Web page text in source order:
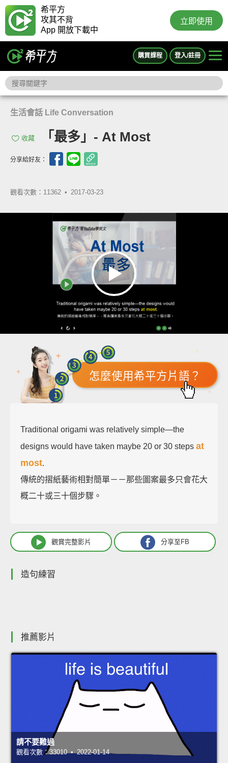
希平方
攻其不背
App 開放下載中
立即使用
購買課程 登入/註冊
生活會話 Life Conversation
收藏 「最多」- At Most
分享給好友：
觀看次數：11362 • 2017-03-23
怎麼使用希平方片語？
Traditional origami was relatively simple—the
designs would have taken maybe 20 or 30 steps at
most.
傳統的摺紙藝術相對簡單－－那些圖案最多只會花大
概二十或三十個步驟。
觀賞完整影片 分享至FB
造句練習
推薦影片
請不要難過
觀看次數：33010 • 2022-01-14